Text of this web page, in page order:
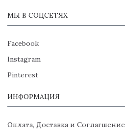
МЫ В СОЦСЕТЯХ
Facebook
Instagram
Pinterest
ИНФОРМАЦИЯ
Оплата, Доставка и Соглагшение